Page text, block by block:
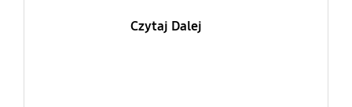
Czytaj Dalej